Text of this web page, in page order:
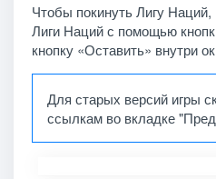
Чтобы покинуть Лигу
Лиги Наций с помощью
кнопку «Оставить» внутри
Для старых версий игры
ссылкам во вкладке